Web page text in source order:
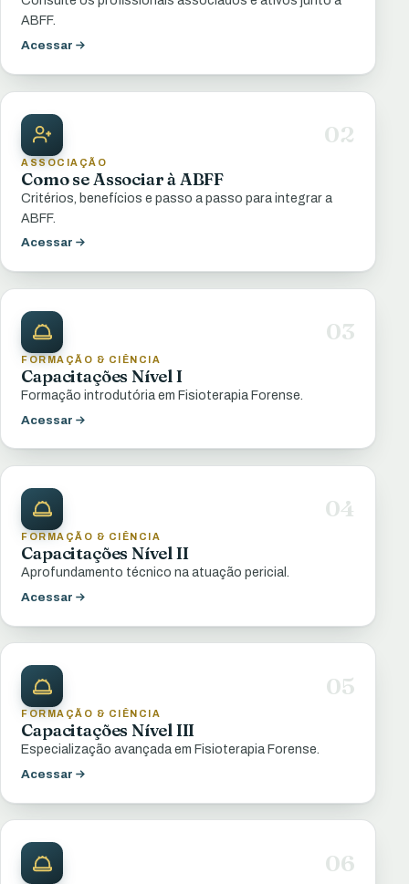
ABFF.
Acessar
02
ASSOCIAÇÃO
Como se Associar à ABFF
Critérios, benefícios e passo a passo para integrar a
ABFF.
Acessar
03
FORMAÇÃO & CIÊNCIA
Capacitações Nível I
Formação introdutória em Fisioterapia Forense.
Acessar
04
FORMAÇÃO & CIÊNCIA
Capacitações Nível II
Aprofundamento técnico na atuação pericial.
Acessar
05
FORMAÇÃO & CIÊNCIA
Capacitações Nível III
Especialização avançada em Fisioterapia Forense.
Acessar
06